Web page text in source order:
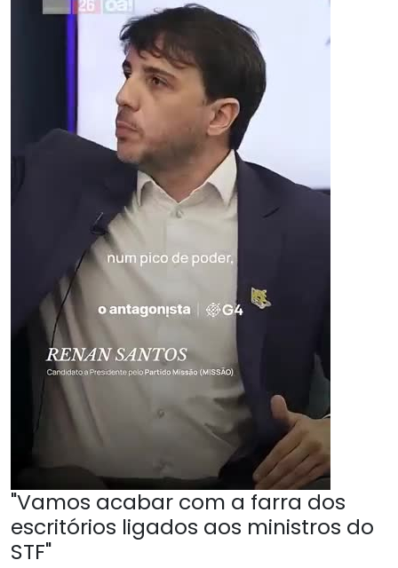
"Vamos acabar com a farra dos
escritórios ligados aos ministros do
STF"